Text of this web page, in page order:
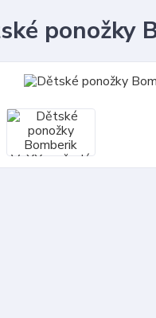
ponožky